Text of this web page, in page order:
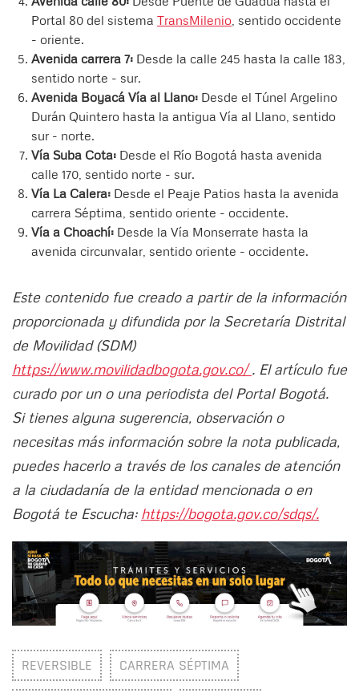
Portal 80 del sistema TransMilenio, sentido occidente
- oriente.
Avenida carrera 7: Desde la calle 245 hasta la calle 183,
sentido norte - sur.
Avenida Boyacá Vía al Llano: Desde el Túnel Argelino
Durán Quintero hasta la antigua Vía al Llano, sentido
sur - norte.
Vía Suba Cota: Desde el Río Bogotá hasta avenida
calle 170, sentido norte - sur.
Vía La Calera: Desde el Peaje Patios hasta la avenida
carrera Séptima, sentido oriente - occidente.
Vía a Choachí: Desde la Vía Monserrate hasta la
avenida circunvalar, sentido oriente - occidente.
Este contenido fue creado a partir de la información
proporcionada y difundida por la Secretaría Distrital
de Movilidad (SDM)
https://www.movilidadbogota.gov.co/. El artículo fue
curado por un o una periodista del Portal Bogotá.
Si tienes alguna sugerencia, observación o
necesitas más información sobre la nota publicada,
puedes hacerlo a través de los canales de atención
a la ciudadanía de la entidad mencionada o en
Bogotá te Escucha: https://bogota.gov.co/sdqs/.
REVERSIBLE CARRERA SÉPTIMA